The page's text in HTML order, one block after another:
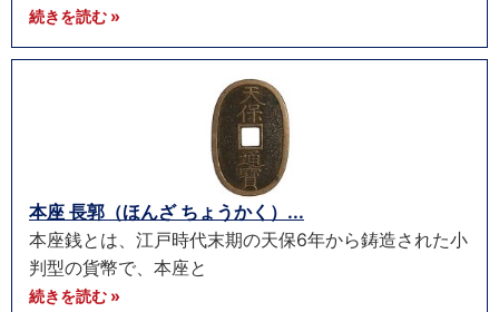
続きを読む »
本座 長郭（ほんざ ちょうかく）...
本座銭とは、江戸時代末期の天保6年から鋳造された小
判型の貨幣で、本座と
続きを読む »